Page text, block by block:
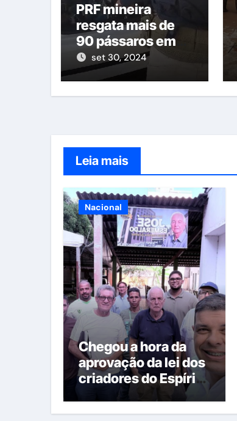
PRF mineira
resgata mais de
90 pássaros em
fiscalização na
estrada
set 30, 2024
Leia mais
Nacional
Chegou a hora da
aprovação da lei dos
criadores do Espírito